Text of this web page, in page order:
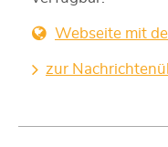
Webseite mit
zur